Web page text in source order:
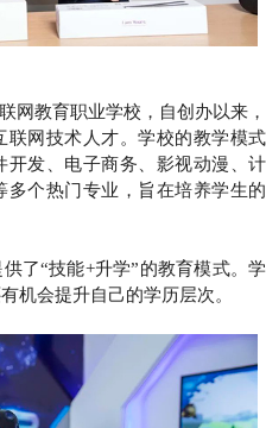
教育职业学校，自创办以来，
联网技术人才。学校的教学模式
开发、电子商务、影视动漫、计
个热门专业，旨在培养学生的
“技能+升学”的教育模式。学
机会提升自己的学历层次。